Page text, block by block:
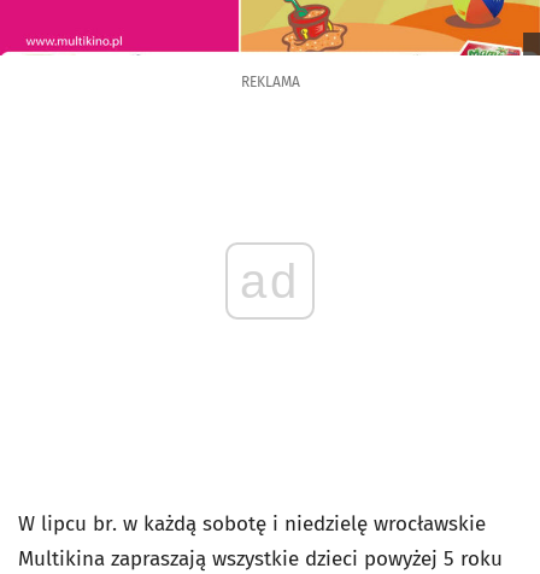
REKLAMA
ad
W lipcu br. w każdą sobotę i niedzielę wrocławskie
Multikina zapraszają wszystkie dzieci powyżej 5 roku